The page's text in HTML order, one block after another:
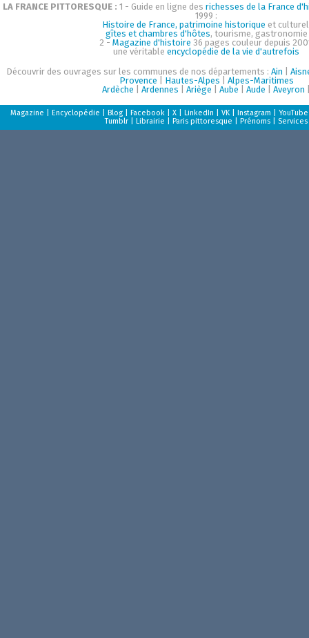
LA FRANCE PITTORESQUE : 1 - Guide en ligne des richesses de la France
1999 :
Histoire de France, patrimoine historique et
gîtes et chambres d'hôtes, tourisme, gastronomie
2 - Magazine d'histoire 36 pages couleur depuis
une véritableencyclopédie de la vie d'autrefois
Découvrir des ouvrages sur les communes de nos départements :Ain |
Provence
Hautes-Alpes
Alpes-Maritimes
Ardèche |Ardennes |Ariège |Aube |Aude |Aveyron
Magazine |Encyclopédie |Blog |Facebook |X |LinkedIn |VK |Instagram |YouTube
Tumblr |Librairie |Paris pittoresque |Prénoms Services